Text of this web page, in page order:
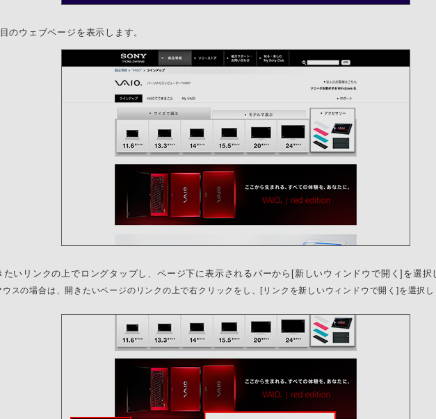
のウェブページを表示します。
たいリンクの上でロングタップし、ページ下に表示されるバーから[新しいウィンドウで開く]を選択
ウスの場合は、開きたいページのリンクの上で右クリックをし、[リンクを新しいウィンドウで開く]を選択し